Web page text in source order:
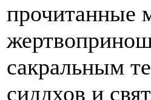
прочитанные
сакральным
сиддхов и